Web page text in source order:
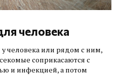
человека
человека или рядом с ним,
соприкасаются с
и инфекцией, а потом